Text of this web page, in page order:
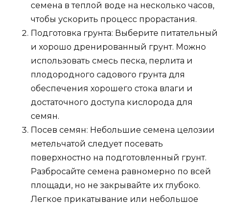
семена в теплой воде на несколько часов,
чтобы ускорить процесс прорастания.
Подготовка грунта: Выберите питательный
и хорошо дренированный грунт. Можно
использовать смесь песка, перлита и
плодородного садового грунта для
обеспечения хорошего стока влаги и
достаточного доступа кислорода для
семян.
Посев семян: Небольшие семена целозии
метельчатой следует посевать
поверхностно на подготовленный грунт.
Разбросайте семена равномерно по всей
площади, но не закрывайте их глубоко.
Легкое прикатывание или небольшое